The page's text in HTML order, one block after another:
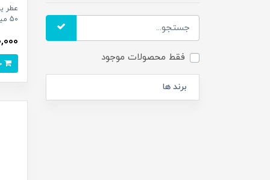
فقط محصولات موجود
برند ها
عطر
50 میلی لیتر